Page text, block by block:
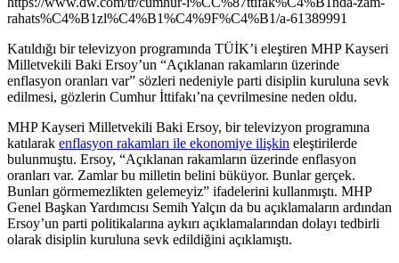
rahats%C4%B1zl%C4%B1%C4%9F%C4%B1/a-61389991
Katıldığı bir televizyon programında TÜİK’i eleştiren MHP Kayseri
Milletvekili Baki Ersoy’un “Açıklanan rakamların üzerinde
enflasyon oranları var” sözleri nedeniyle parti disiplin kuruluna sevk
edilmesi, gözlerin Cumhur İttifakı’na çevrilmesine neden oldu.
MHP Kayseri Milletvekili Baki Ersoy, bir televizyon programına
katılarak enflasyon rakamları ile ekonomiye ilişkin eleştirilerde
bulunmuştu. Ersoy, “Açıklanan rakamların üzerinde enflasyon
oranları var. Zamlar bu milletin belini büküyor. Bunlar gerçek.
Bunları görmemezlikten gelemeyiz” ifadelerini kullanmıştı. MHP
Genel Başkan Yardımcısı Semih Yalçın da bu açıklamaların ardından
Ersoy’un parti politikalarına aykırı açıklamalarından dolayı tedbirli
olarak disiplin kuruluna sevk edildiğini açıklamıştı.